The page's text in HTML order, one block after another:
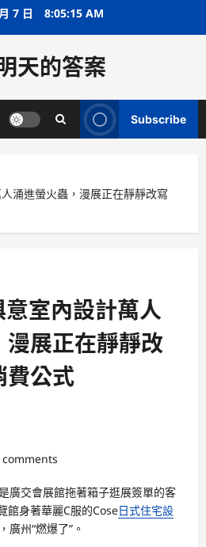
7 日 8:05:16 AM
天的答案
Subscribe
涌進螢火蟲，漫展正在靜靜改寫
室內設計萬人
漫展正在靜靜改
費公式
comments
廣交會展館拖著箱子逛展簽單的客
館身著華麗C服的Cose日式住宅設
廣州“燃爆了”。